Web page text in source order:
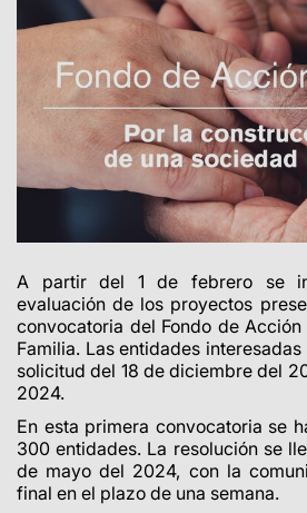
A partir del 1 de febrero se
evaluación de los proyectos
convocatoria del Fondo de
Familia. Las entidades
solicitud del 18 de diciembre del
2024.
En esta primera convocatoria se
300 entidades. La resolución se
de mayo del 2024, con la
final en el plazo de una semana.